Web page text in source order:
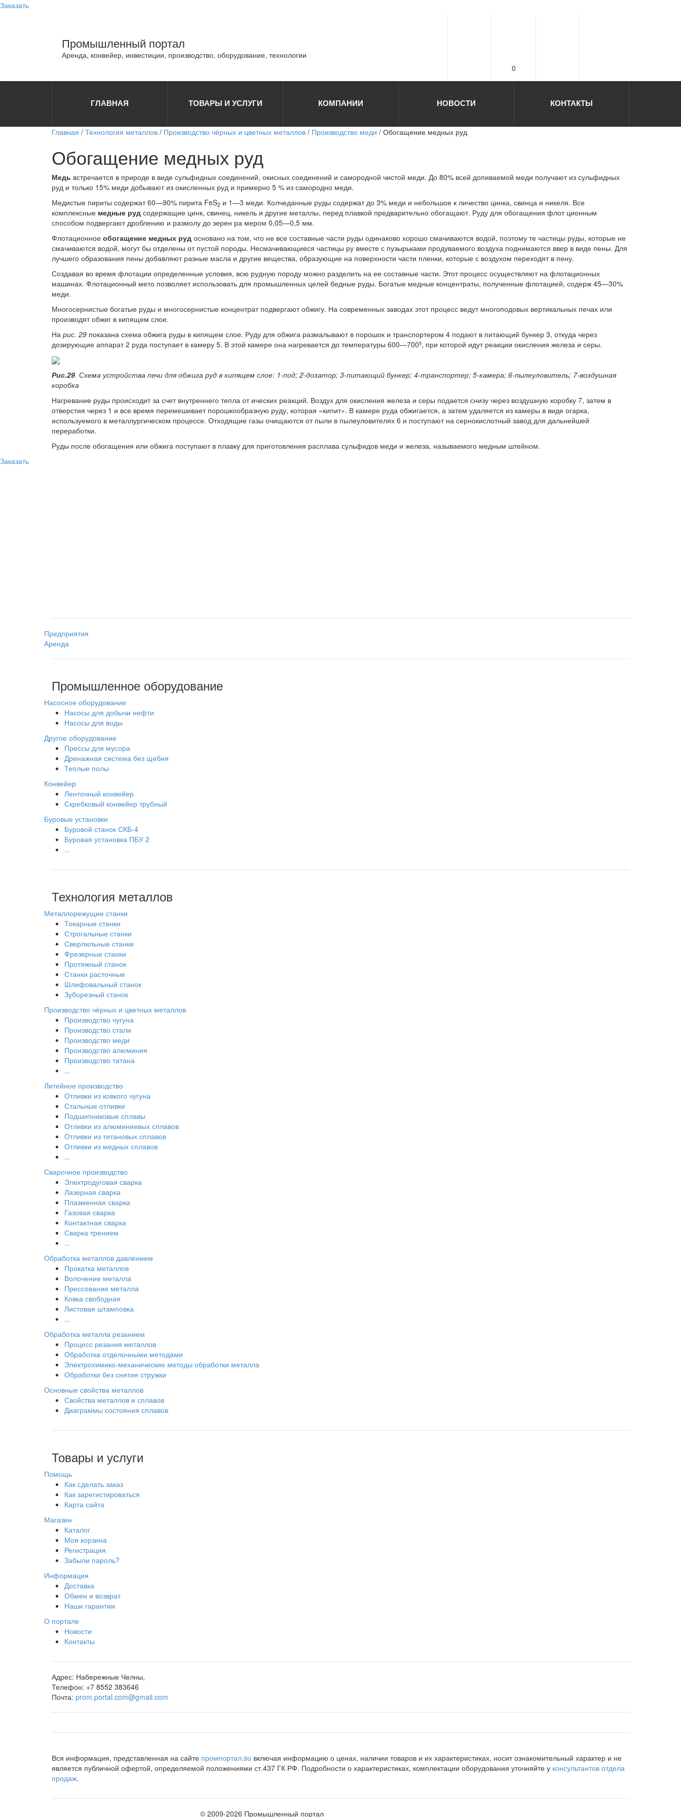
Заказать
Промышленный портал
Аренда, конвейер, инвестиции, производство, оборудование, технологии
0
ГЛАВНАЯ ТОВАРЫ И УСЛУГИ КОМПАНИИ НОВОСТИ КОНТАКТЫ
Главная / Технология металлов / Производство чёрных и цветных металлов / Производство меди / Обогащение медных руд
Обогащение медных руд
Медь встречается в природе в виде сульфидных соединений, окисных соединений и самородной чистой меди. До 80% всей допиваемой меди получают из сульфидных
руд и только 15% меди добывают из окисленных руд и примерно 5 % из самородно меди.
Медистые пириты содержат 60—90% пирита FeS2 и 1—3 меди. Колчеданные руды содержат до 3% меди и небольшое к личество цинка, свинца и никеля. Все
комплексные медные руд содержащие цинк, свинец, никель и другие металлы, перед плавкой предварительно обогащают. Руду для обогащения флот ционным
способом подвергают дроблению и размолу до зерен ра мером 0,05—0,5 мм.
Флотационное обогащение медных руд основано на том, что не все составные части руды одинаково хорошо смачиваются водой, поэтому те частицы руды, которые не
смачиваются водой, могут бы отделены от пустой породы. Несмачивающиеся частицы ру вместе с пузырьками продуваемого воздуха поднимаются ввер в виде пены. Для
лучшего образования пены добавляют разные масла и другие вещества, образующие на поверхности части пленки, которые с воздухом переходят в пену.
Создавая во время флотации определенные условия, всю рудную породу можно разделить на ее составные части. Этот процесс осуществляют на флотационных
машинах. Флотационный мето позволяет использовать для промышленных целей бедные руды. Богатые медные концентраты, полученные флотацией, содерж 45—30%
меди.
Многосернистые богатые руды и многосернистые концентрат подвергают обжигу. На современных заводах этот процесс ведут многоподовых вертикальных печах или
производят обжиг в кипящем слое.
На рис. 29 показана схема обжига руды в кипящем слое. Руду для обжига размалывают в порошок и транспортером 4 подают в питающий бункер 3, откуда через
дозирующие аппарат 2 руда поступает в камеру 5. В этой камере она нагревается до температуры 600—700º, при которой идут реакции окисления железа и серы.
Рис.29. Схема устройства печи для обжига руд в кипящем слое: 1-под; 2-дозатор; 3-питающий бункер; 4-транспортер; 5-камера; 6-пылеуловитель; 7-воздушная
коробка
Нагревание руды происходит за счет внутреннего тепла от ических реакций. Воздух для окисления железа и серы подается снизу через воздушную коробку 7, затем в
отверстия через 1 и все время перемешивает порошкообразную руду, которая «кипит». В камере руда обжигается, а затем удаляется из камеры в виде огарка,
используемого в металлургическом процессе. Отходящие газы очищаются от пыли в пылеуловителях 6 и поступают на сернокислотный завод для дальнейшей
переработки.
Руды после обогащения или обжига поступают в плавку для приготовления расплава сульфидов меди и железа, называемого медным штейном.
Заказать
Предприятия
Аренда
Промышленное оборудование
Насосное оборудование
Насосы для добычи нефти
Насосы для воды
Другое оборудование
Прессы для мусора
Дренажная система без щебня
Теплые полы
Конвейер
Ленточный конвейер
Скребковый конвейер трубный
Буровые установки
Буровой станок СКБ-4
Буровая установка ПБУ 2
...
Технология металлов
Металлорежущие станки
Токарные станки
Строгальные станки
Сверлильные станки
Фрезерные станки
Протяжный станок
Станки расточные
Шлифовальный станок
Зуборезный станок
Производство чёрных и цветных металлов
Производство чугуна
Производство стали
Производство меди
Производство алюминия
Производство титана
...
Литейное производство
Отливки из ковкого чугуна
Стальные отливки
Подшипниковые сплавы
Отливки из алюминиевых сплавов
Отливки из титановых сплавов
Отливки из медных сплавов
...
Сварочное производство
Электродуговая сварка
Лазерная сварка
Плазменная сварка
Газовая сварка
Контактная сварка
Сварка трением
...
Обработка металлов давлением
Прокатка металлов
Волочение металла
Прессование металла
Ковка свободная
Листовая штамповка
...
Обработка металла резанием
Процесс резания металлов
Обработка отделочными методами
Электрохимико-механические методы обработки металла
Обработки без снятия стружки
Основные свойства металлов
Свойства металлов и сплавов
Диаграммы состояния сплавов
Товары и услуги
Помощь
Как сделать заказ
Как зарегистироваться
Карта сайта
Магазин
Каталог
Моя корзина
Регистрация
Забыли пароль?
Информация
Доставка
Обмен и возврат
Наши гарантии
О портале
Новости
Контакты
Адрес: Набережные Челны,
Телефон: +7 8552 383646
Почта: prom.portal.com@gmail.com
Вся информация, представленная на сайте промпортал.su включая информацию о ценах, наличии товаров и их характеристиках, носит ознакомительный характер и не
является публичной офертой, определяемой положениями ст.437 ГК РФ. Подробности о характеристиках, комплектации оборудования уточняйте у консультантов отдела
продаж.
© 2009-2026 Промышленный портал